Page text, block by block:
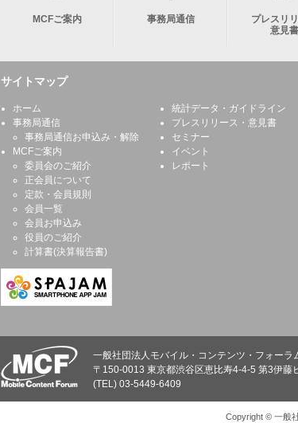
MCFご案内 事務局通信
プレスリ
意見書
サイトマップ
ホーム
事務局通信
事務局通信お申込み・解除
MCFご案内
委員会のご紹介
正会員について
定款・会員規則
会員一覧
会員お申込み
役員のご紹介
計算書(決算報告書)
統計データ・ガイドライン
プレスリリース・意見書
セミナー
イベント
レポート
一般社団法人モバイル・コンテンツ・フォーラ
〒150-0013 東京都渋谷区恵比寿4-4-5 第3伊藤
(TEL) 03-5449-6409
Copyright © 一般